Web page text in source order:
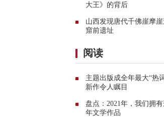
大王》的背后
山西发现唐代千佛崖摩崖
窟前遗址
阅读
主题出版成全年最大“热
新作令人瞩目
盘点：2021年，我们拥
年文学作品